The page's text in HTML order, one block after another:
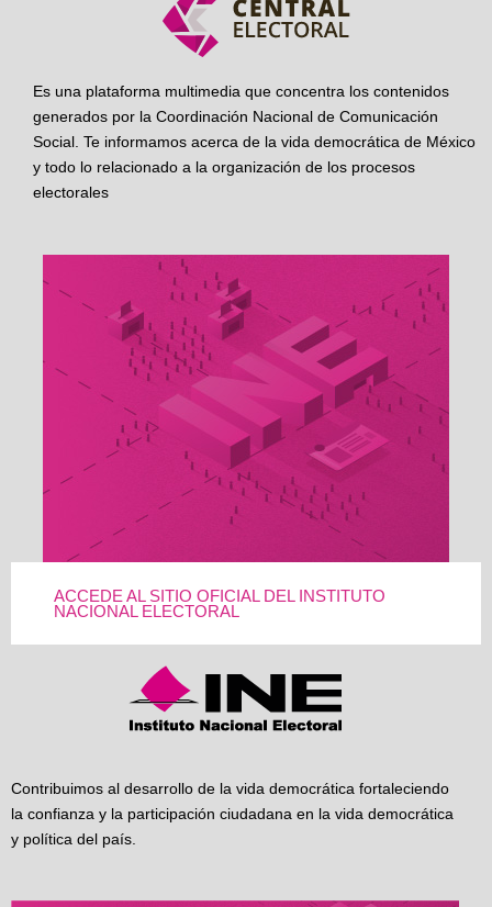
Es una plataforma multimedia que concentra los contenidos
generados por la Coordinación Nacional de Comunicación
Social. Te informamos acerca de la vida democrática de México
y todo lo relacionado a la organización de los procesos
electorales
ACCEDE AL SITIO OFICIAL DEL INSTITUTO
NACIONAL ELECTORAL
Contribuimos al desarrollo de la vida democrática fortaleciendo
la confianza y la participación ciudadana en la vida democrática
y política del país.